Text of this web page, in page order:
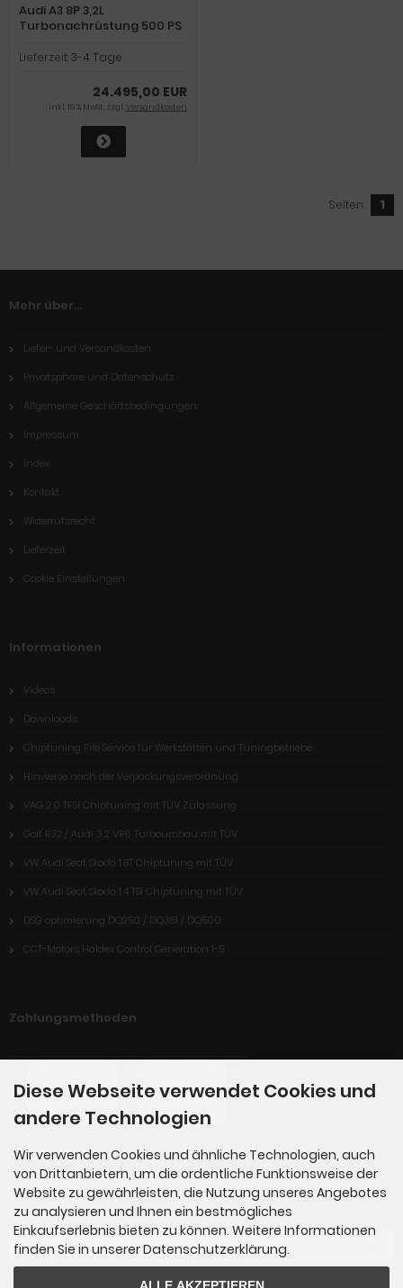
Audi A3 8P 3,2L
Turbonachrüstung 500 PS
Lieferzeit:3-4 Tage
24.495,00 EUR
inkl. 19 % MwSt. zzgl.Versandkosten
Seiten: 1
Mehr über...
Liefer- und Versandkosten
Privatsphäre und Datenschutz
Allgemeine Geschäftsbedingungen
Impressum
Index
Kontakt
Widerrufsrecht
Lieferzeit
Cookie Einstellungen
Informationen
Videos
Downloads
Chiptuning File Service für Werkstätten und Tuningbetriebe
Hinweise nach der Verpackungsverordnung
VAG 2.0 TFSI Chiptuning mit TÜV Zulassung
Golf R32 / Audi 3.2 VR6 Turboumbau mit TÜV
VW Audi Seat Skoda 1.8T Chiptuning mit TÜV
VW Audi Seat Skoda 1.4 TSI Chiptuning mit TÜV
DSG optimierung DQ250 / DQ381 / DQ500
CCT-Motors Haldex Control Generation 1-5
Zahlungsmethoden
Newsletter-Anmeldung
E-Mail-Adresse:
Diese Webseite verwendet Cookies und
andere Technologien
Wir verwenden Cookies und ähnliche Technologien, auch
von Drittanbietern, um die ordentliche Funktionsweise der
Website zu gewährleisten, die Nutzung unseres Angebotes
zu analysieren und Ihnen ein bestmögliches
Einkaufserlebnis bieten zu können. Weitere Informationen
finden Sie in unserer Datenschutzerklärung.